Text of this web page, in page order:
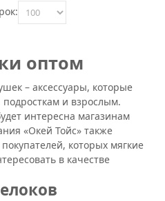
оптом
– аксессуары, которые
и взрослым.
интересна магазинам
«Окей Тойс» также
которых мягкие
в качестве